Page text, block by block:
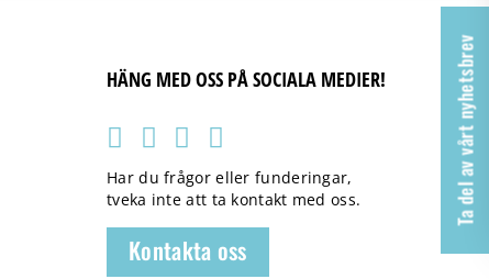
Ta del av vårt nyhetsbrev
HÄNG MED OSS PÅ SOCIALA MEDIER!
Har du frågor eller funderingar,
tveka inte att ta kontakt med oss.
Kontakta oss